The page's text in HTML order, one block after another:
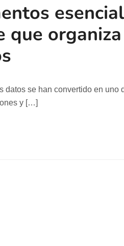
que
datos se han convertido en uno
y […]